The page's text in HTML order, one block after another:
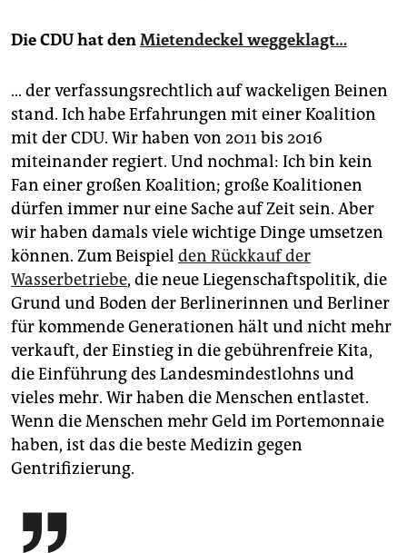
Die CDU hat denMietendeckel weggeklagt…
… der verfassungsrechtlich auf wackeligen Beinen
stand. Ich habe Erfahrungen mit einer Koalition
mit der CDU. Wir haben von 2011 bis 2016
miteinander regiert. Und nochmal: Ich bin kein
Fan einer großen Koalition; große Koalitionen
dürfen immer nur eine Sache auf Zeit sein. Aber
wir haben damals viele wichtige Dinge umsetzen
können. Zum Beispiel den Rückkauf der
Wasserbetriebe, die neue Liegenschaftspolitik, die
Grund und Boden der Berlinerinnen und Berliner
für kommende Generationen hält und nicht mehr
verkauft, der Einstieg in die gebührenfreie Kita,
die Einführung des Landesmindestlohns und
vieles mehr. Wir haben die Menschen entlastet.
Wenn die Menschen mehr Geld im Portemonnaie
haben, ist das die beste Medizin gegen
Gentrifizierung.
